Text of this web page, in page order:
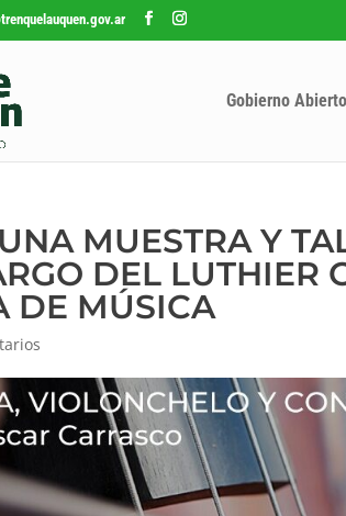
Gobierno Abierto
MUESTRA Y
DEL LUTHIER
DE MÚSICA